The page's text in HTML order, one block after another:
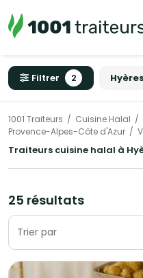
Filtrer 2 Hyères
1001 Traiteurs Cuisine Halal
Provence-Alpes-Côte d'Azur
Traiteurs cuisine halal à
25 résultats
Trier par